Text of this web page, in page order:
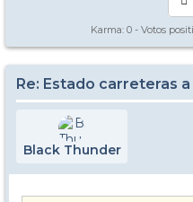
Karma: 0 - Votos
Re: Estado carreteras
Black Thunder